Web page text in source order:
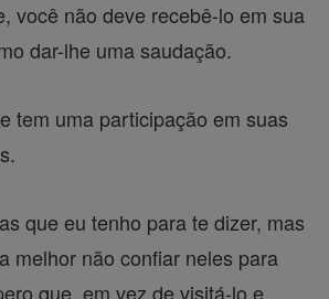
você não deve recebê-lo em sua
dar-lhe uma saudação.
tem uma participação em suas
que eu tenho para te dizer, mas
melhor não confiar neles para
que, em vez de visitá-lo e